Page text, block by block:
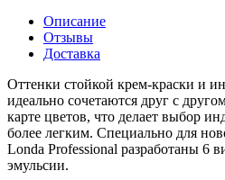
Описание
Отзывы
Доставка
Оттенки стойкой крем-краски и
идеально сочетаются друг с
карте цветов, что делает выбор
более легким. Специально для
Londa Professional разработаны 6
эмульсии.